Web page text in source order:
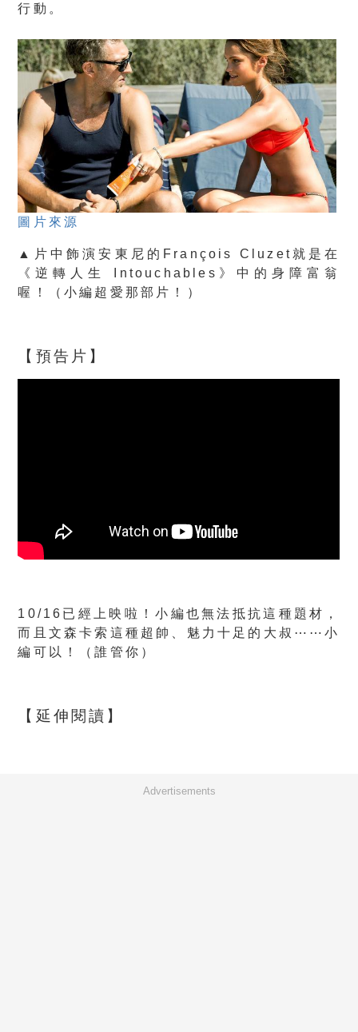
行動。
圖片來源
▲片中飾演安東尼的François Cluzet就是在
《逆轉人生 Intouchables》中的身障富翁
喔！
（小編超愛那部片！）
【預告片】
10/16已經上映啦！小編也無法抵抗這種題材，
而且文森卡索這種超帥、魅力十足的大叔⋯⋯小
編可以！
（誰管你）
【延伸閱讀】
Advertisements